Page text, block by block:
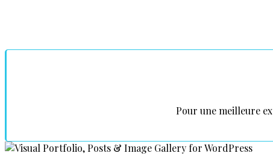
Pour une meilleure